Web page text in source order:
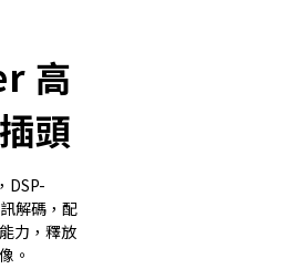
高
頭
DSP-
解碼，配
力，釋放
。